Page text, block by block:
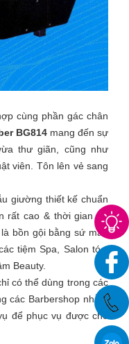
cùng phần gác chân
BG814mang đến sự
thư giãn, cũng như
viên. Tôn lên vẻ sang
giường thiết kế chuẩn
rất cao & thời gian sử
bồn gội bằng sứ màu
tiệm Spa, Salon tóc,
Beauty.
có thể dùng trong các
các Barbershop nhằm
để phục vụ được cho